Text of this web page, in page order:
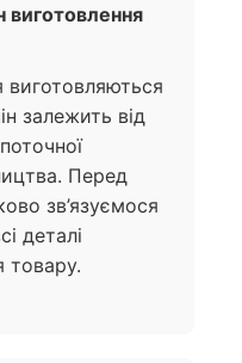
виготовлення
виготовляються
залежить від
Перед
зв’язуємося
деталі
товару.